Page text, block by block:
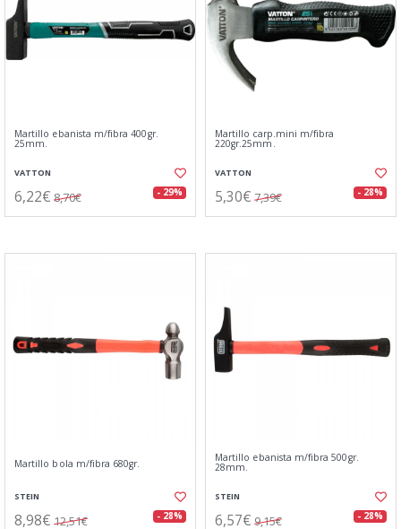
Martillo ebanista m/fibra 400gr.
25mm.
VATTON
6,22€ 8,70€ - 29%
Martillo carp.mini m/fibra
220gr.25mm.
VATTON
5,30€ 7,39€ - 28%
Martillo bola m/fibra 680gr.
STEIN
8,98€ 12,51€ - 28%
Martillo ebanista m/fibra 500gr.
28mm.
STEIN
6,57€ 9,15€ - 28%